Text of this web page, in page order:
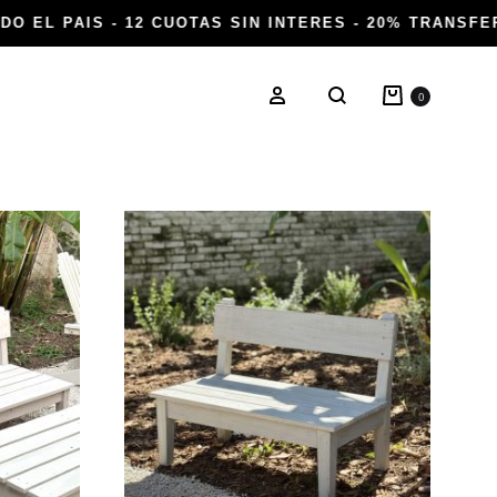
Ingresar
Buscar
Carrito
0
EL PAIS - 12 CUOTAS SIN INTERES - 20%